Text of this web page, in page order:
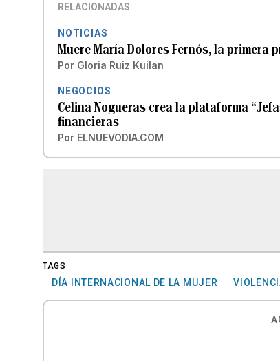
RELACIONADAS
NOTICIAS
Muere María Dolores Fernós, la primera
Por Gloria Ruiz Kuilan
NEGOCIOS
Celina Nogueras crea la plataforma
financieras
Por ELNUEVODIA.COM
TAGS
DÍA INTERNACIONAL DE LA MUJER